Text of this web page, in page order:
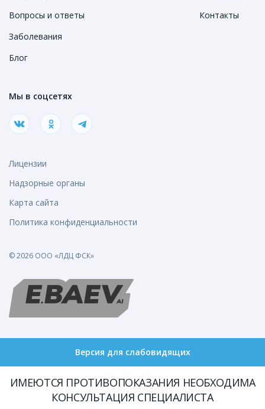
Вопросы и ответы
Заболевания
Блог
Контакты
Мы в соцсетях
Лицензии
Надзорные органы
Карта сайта
Политика конфиденциальности
© 2026 ООО «ЛДЦ ФСК»
Версия для слабовидящих
ИМЕЮТСЯ ПРОТИВОПОКАЗАНИЯ НЕОБХОДИМА
КОНСУЛЬТАЦИЯ СПЕЦИАЛИСТА